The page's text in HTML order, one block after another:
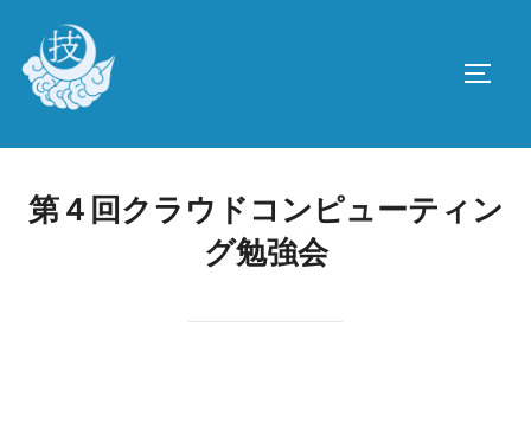
ツ
第４回クラウドコンピューティン
グ勉強会